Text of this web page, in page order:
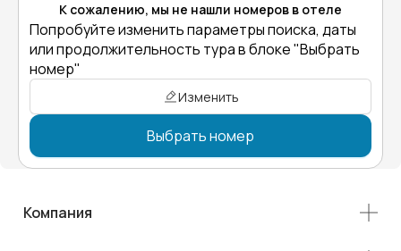
К сожалению, мы не нашли номеров в отеле
Попробуйте изменить параметры поиска, даты
или продолжительность тура в блоке "Выбрать
номер"
Изменить
Выбрать номер
Компания